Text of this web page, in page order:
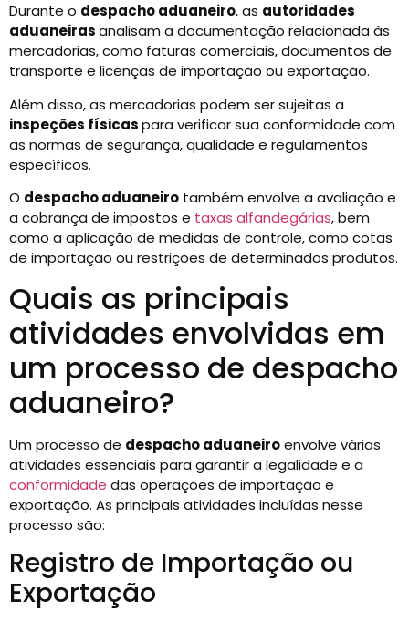
Durante o despacho aduaneiro, as autoridades
aduaneirasanalisam a documentação relacionada às
mercadorias, como faturas comerciais, documentos de
transporte e licenças de importação ou exportação.
Além disso, as mercadorias podem ser sujeitas a
inspeções físicaspara verificar sua conformidade com
as normas de segurança, qualidade e regulamentos
específicos.
O despacho aduaneiro também envolve a avaliação e
a cobrança de impostos e taxas alfandegárias, bem
como a aplicação de medidas de controle, como cotas
de importação ou restrições de determinados produtos.
Quais as principais
atividades envolvidas em
um processo de despacho
aduaneiro?
Um processo de despacho aduaneiroenvolve várias
atividades essenciais para garantir a legalidade e a
conformidade das operações de importação e
exportação. As principais atividades incluídas nesse
processo são:
Registro de Importação ou
Exportação